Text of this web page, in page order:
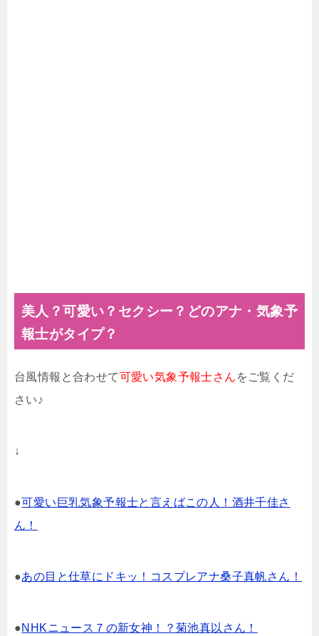
美人？可愛い？セクシー？どのアナ・気象予
報士がタイプ？
台風情報と合わせて可愛い気象予報士さん をご覧くだ
さい♪
↓
●可愛い巨乳気象予報士と言えばこの人！酒井千佳さ
ん！
●あの目と仕草にドキッ！コスプレアナ桑子真帆さん！
●NHKニュース７の新女神！？菊池真以さん！